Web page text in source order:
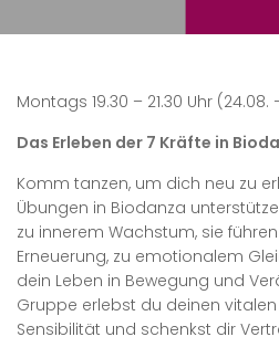
Montags 19.30 – 21.30 Uhr (24.08.
Das Erleben der 7 Kräfte in
Komm tanzen, um dich neu zu
Übungen in Biodanza
zu innerem Wachstum, sie
Erneuerung, zu emotionalem
dein Leben in Bewegung und
Gruppe erlebst du deinen
Sensibilität und schenkst dir